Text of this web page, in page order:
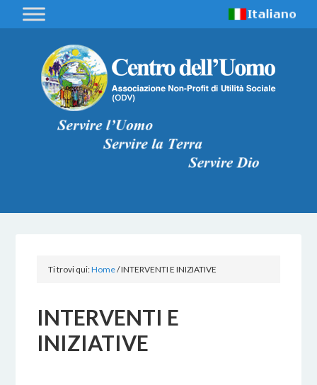
Ti trovi qui:Home/INTERVENTI E INIZIATIVE
INTERVENTI E
INIZIATIVE